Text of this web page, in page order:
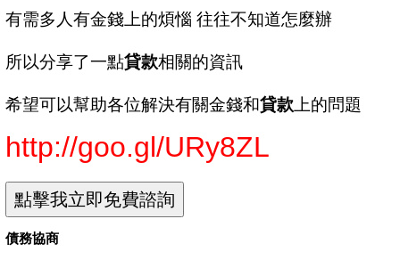
有需多人有金錢上的煩惱 往往不知道怎麼辦
所以分享了一點貸款相關的資訊
希望可以幫助各位解決有關金錢和貸款 上的問題
http://goo.gl/URy8ZL
債務協商